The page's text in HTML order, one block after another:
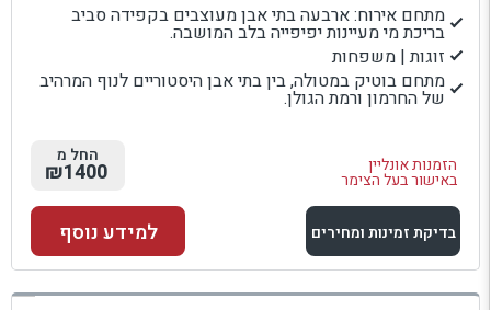
מתחם אירוח: ארבעה בתי אבן מעוצבים בקפידה סביב
בריכת מי מעיינות יפיפייה בלב המושבה.
זוגות | משפחות
מתחם בוטיק במטולה, בין בתי אבן היסטוריים לנוף המרהיב
של החרמון ורמת הגולן.
הזמנות אונליין
באישור בעל הצימר
החל מ
₪1400
בדיקת זמינות ומחירים
למתחם זה
למידע נוסף